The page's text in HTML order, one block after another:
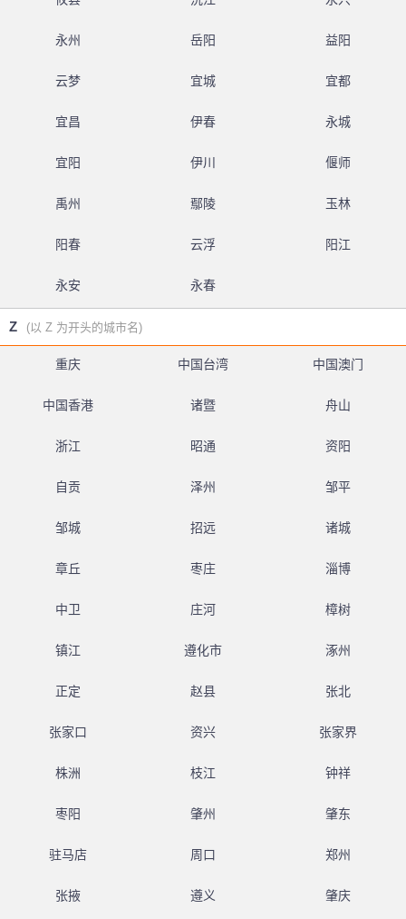
永州 岳阳 益阳
云梦 宜城 宜都
宜昌 伊春 永城
宜阳 伊川 偃师
禹州 鄢陵 玉林
阳春 云浮 阳江
永安 永春
Z (以 Z 为开头的城市名)
重庆 中国台湾 中国澳门
中国香港 诸暨 舟山
浙江 昭通 资阳
自贡 泽州 邹平
邹城 招远 诸城
章丘 枣庄 淄博
中卫 庄河 樟树
镇江 遵化市 涿州
正定 赵县 张北
张家口 资兴 张家界
株洲 枝江 钟祥
枣阳 肇州 肇东
驻马店 周口 郑州
张掖 遵义 肇庆